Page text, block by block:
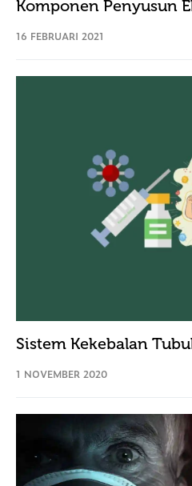
Komponen Penyusun
16 FEBRUARI 2021
Sistem Kekebalan
1 NOVEMBER 2020